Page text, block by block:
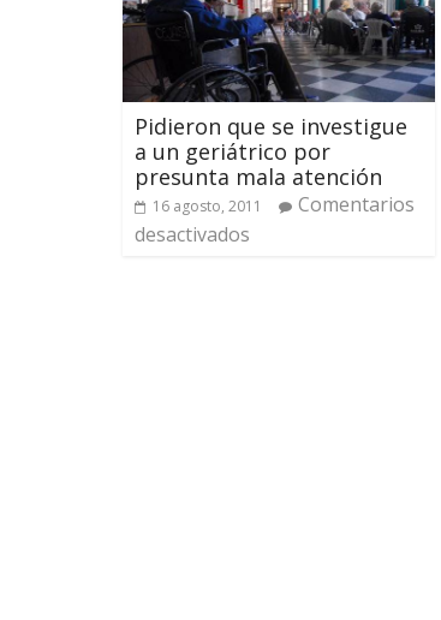
Pidieron que se investigue
a un geriátrico por
presunta mala atención
16 agosto, 2011
Comentarios
desactivados